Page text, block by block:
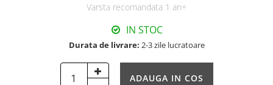
Varsta recomandata 1 an+
IN STOC
Durata de livrare: 2-3 zile lucratoare
ADAUGA IN COS